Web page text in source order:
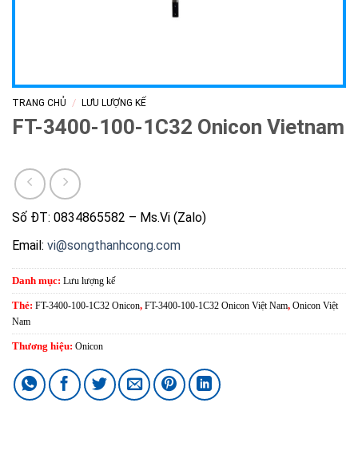
TRANG CHỦ / LƯU LƯỢNG KẾ
FT-3400-100-1C32 Onicon Vietnam
Số ĐT: 0834865582 – Ms.Vi (Zalo)
Email: vi@songthanhcong.com
Danh mục: Lưu lượng kế
Thẻ: FT-3400-100-1C32 Onicon, FT-3400-100-1C32 Onicon Việt Nam, Onicon Việt
Nam
Thương hiệu: Onicon